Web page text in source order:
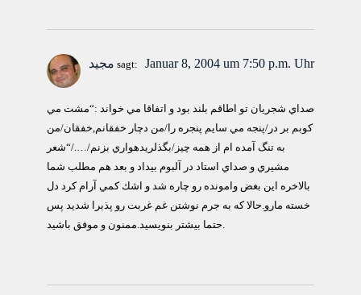
مجید sagt: Januar 8, 2004 um 7:50 p.m. Uhr
صداي شجريان تو اطاقم بلند بود و اتفاقا مي خواند :“مشت مي
كوبم بر در/پنجه مي سايم پنجره را/من دچار خفقانم,خفقان/من
به تنگ آمده ام از همه چيز/بگذلريدهواري بزنم/…./“شعر
مشيري و صداي استاد در آلبوم بيداد و بعد هم مطلب شما
بالاخره اين بغض وامونده رو چاره شد و اشك كمي آرام كرد دل
خسته مارو.حالا كه به جرم نوشتن غم غربت رو پذبرا شديد پس
حتما بيشتر بنويسيد.ممنون و موفق باشيد.